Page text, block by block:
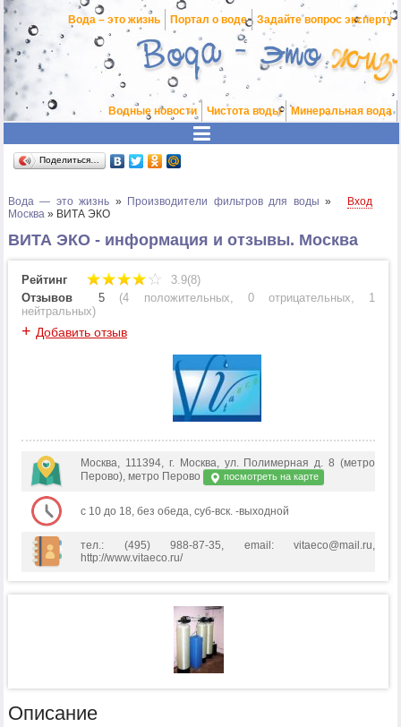
Вода – это жизнь Портал о воде Задайте вопрос эксперту
Водные новости Чистота воды Минеральная вода
Поделиться…
Вода — это жизнь » Производители фильтров для воды »
Москва » ВИТА ЭКО
Вход
ВИТА ЭКО - информация и отзывы. Москва
Рейтинг
3.9(8)
Отзывов
5 (4 положительных, 0 отрицательных, 1
нейтральных)
+ Добавить отзыв
Москва, 111394, г. Москва, ул. Полимерная д. 8 (метро
Перово), метро Перово
посмотреть на карте
с 10 до 18, без обеда, суб-вск. -выходной
тел.: (495) 988-87-35, email: vitaeco@mail.ru,
http://www.vitaeco.ru/
Описание